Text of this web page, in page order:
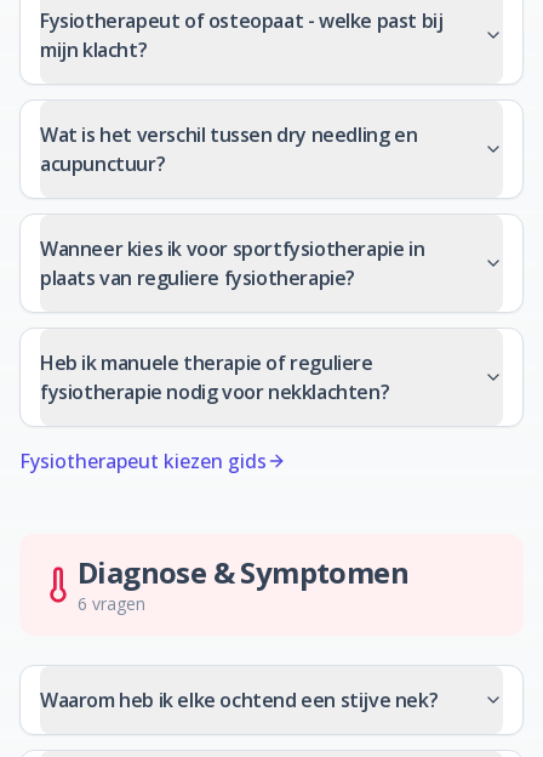
Fysiotherapeut of osteopaat - welke past bij
mijn klacht?
Wat is het verschil tussen dry needling en
acupunctuur?
Wanneer kies ik voor sportfysiotherapie in
plaats van reguliere fysiotherapie?
Heb ik manuele therapie of reguliere
fysiotherapie nodig voor nekklachten?
Fysiotherapeut kiezen gids
Diagnose & Symptomen
6 vragen
Waarom heb ik elke ochtend een stijve nek?